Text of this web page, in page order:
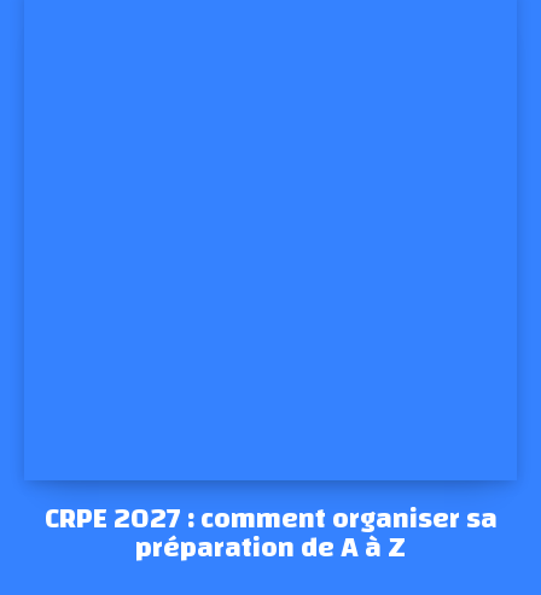
CRPE 2027 : comment organiser sa
préparation de A à Z